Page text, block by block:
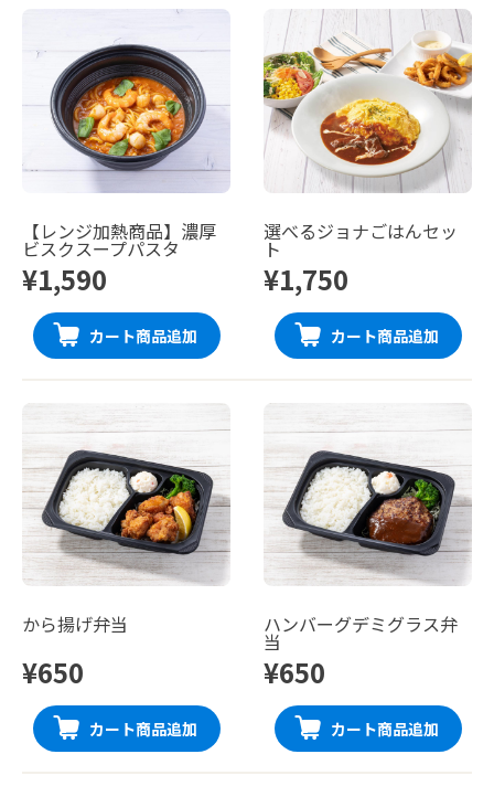
【レンジ加熱商品】濃厚
ビスクスープパスタ
¥1,590
カート商品追加
選べるジョナごはんセッ
ト
¥1,750
カート商品追加
から揚げ弁当
¥650
カート商品追加
ハンバーグデミグラス弁
当
¥650
カート商品追加